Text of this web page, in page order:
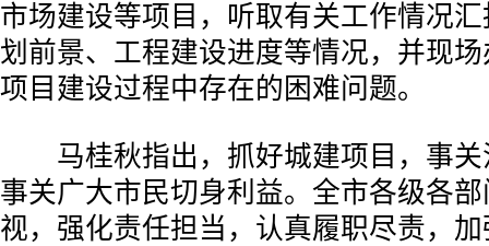
市场建设等项目，听取有关工作情况
划前景、工程建设进度等情况，并现
项目建设过程中存在的困难问题。
马桂秋指出，抓好城建项目，事关
事关广大市民切身利益。全市各级各
视，强化责任担当，认真履职尽责，